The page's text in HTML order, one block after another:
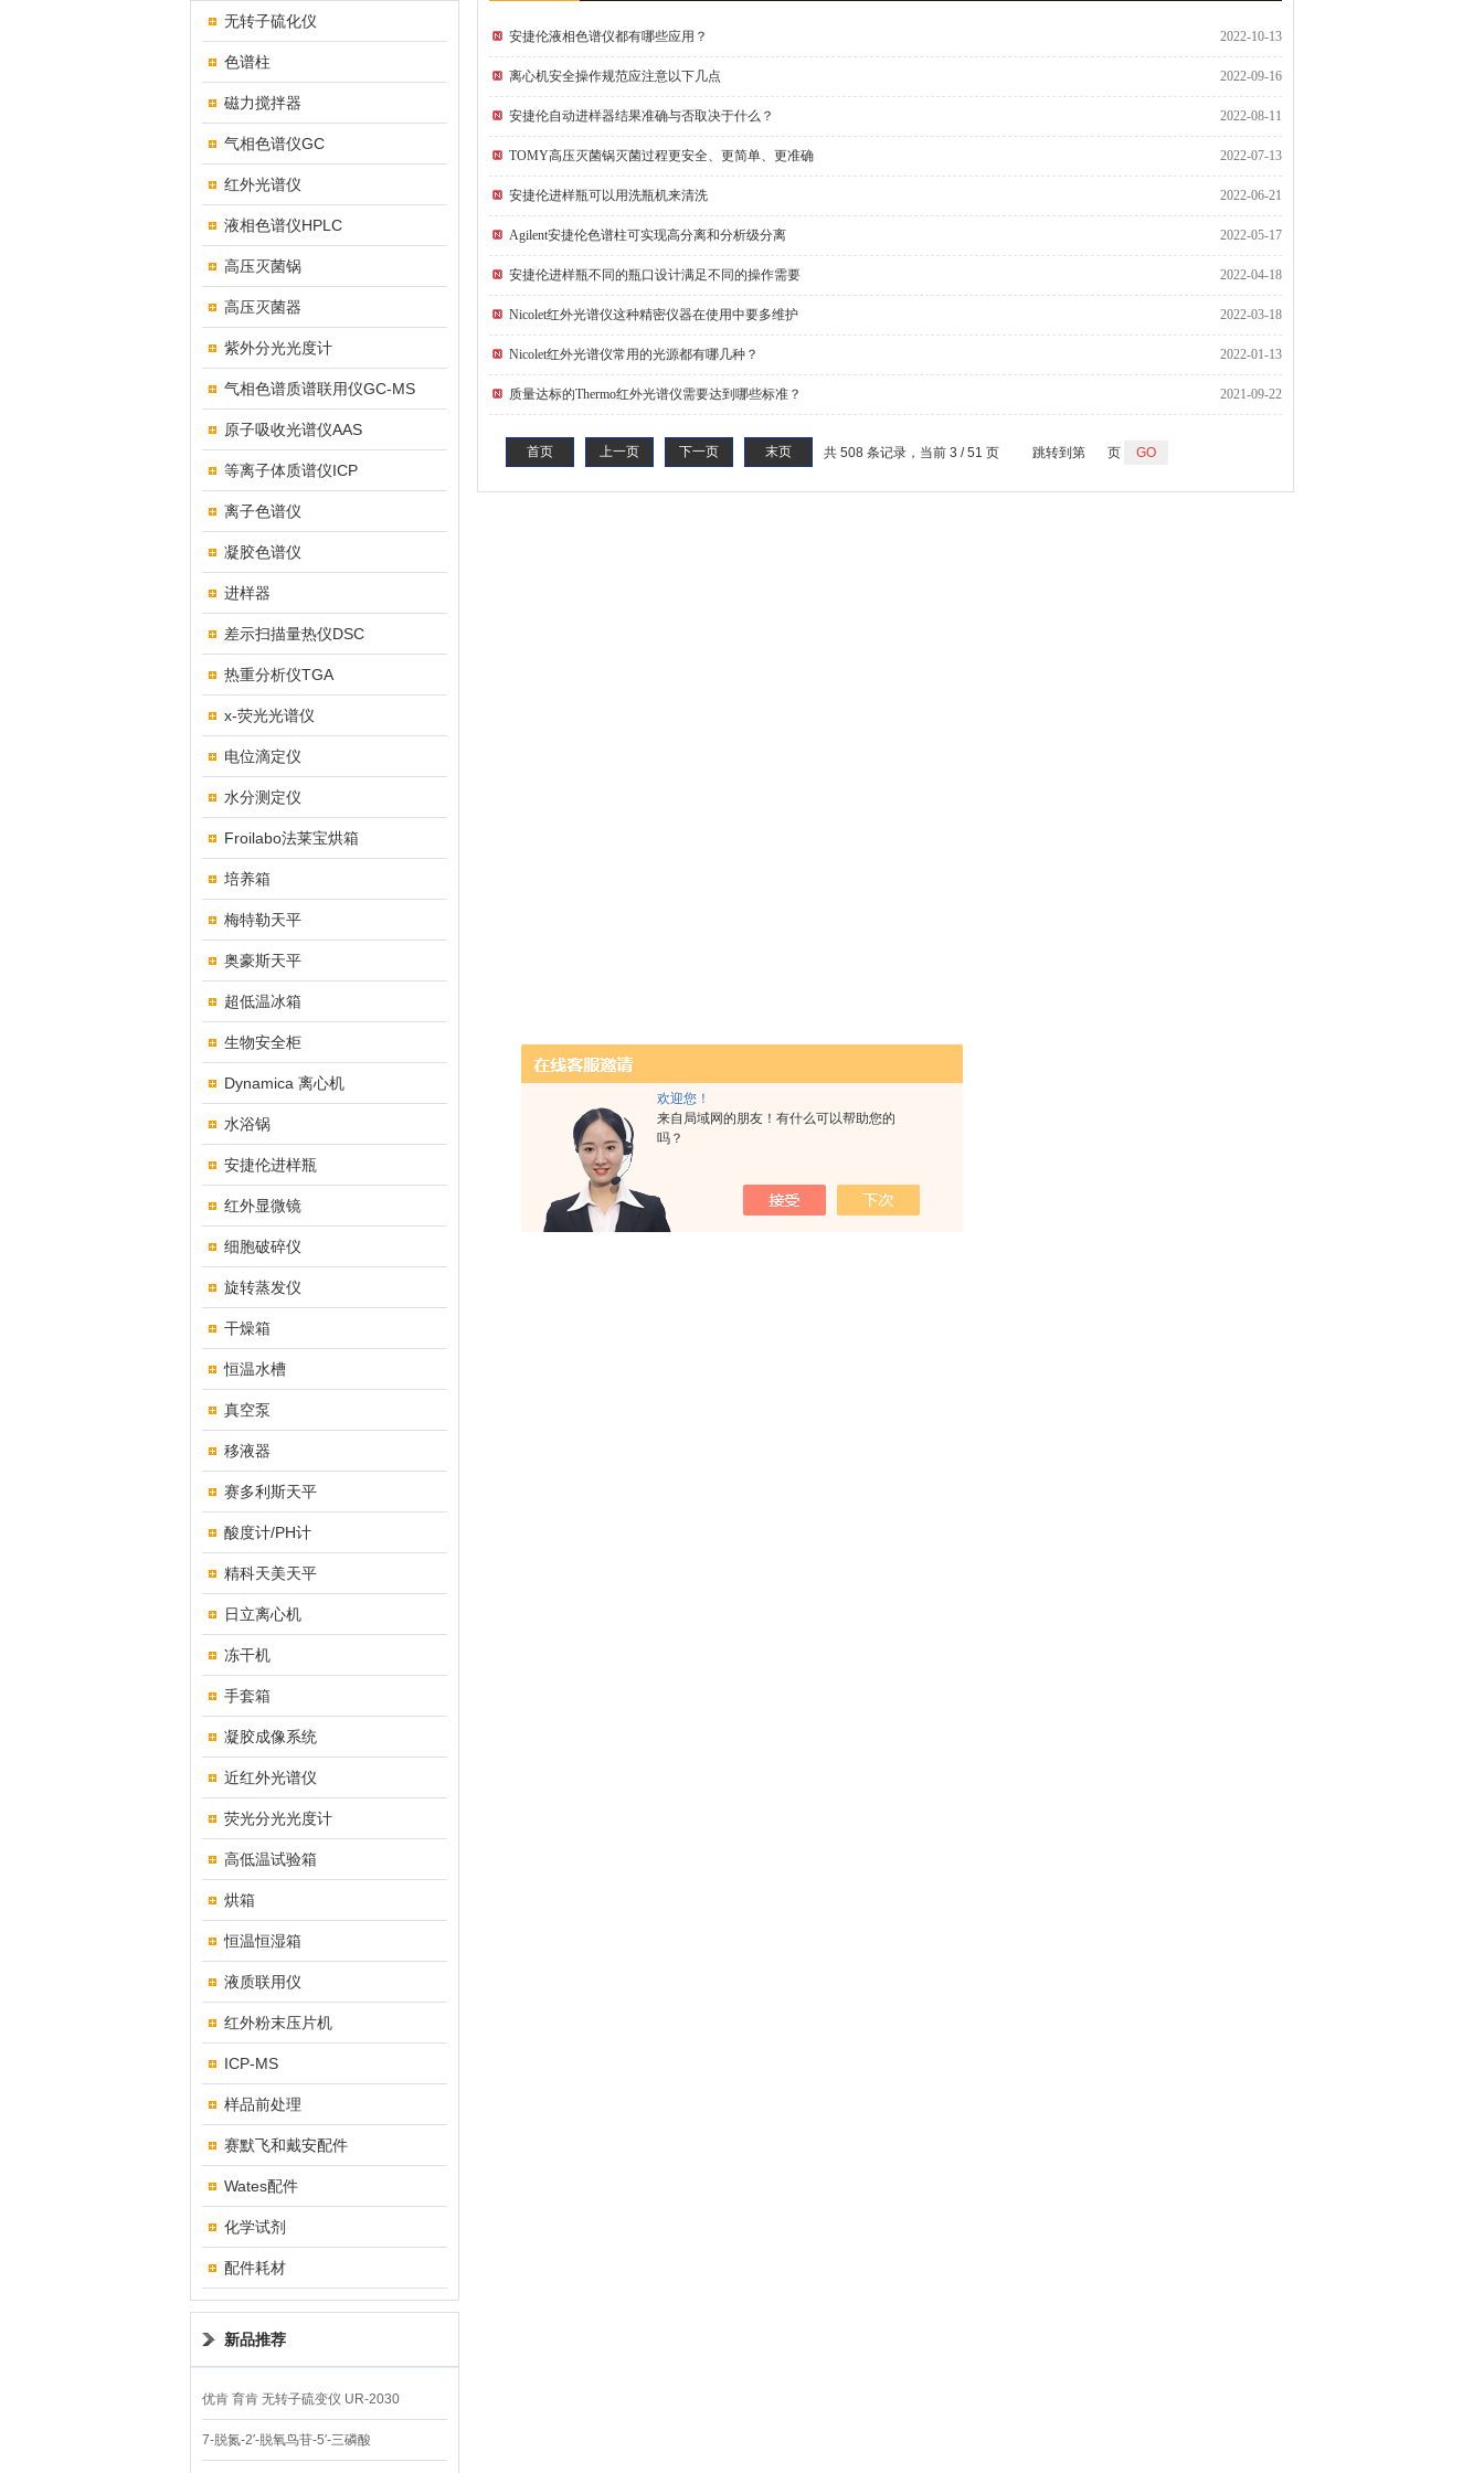
欢迎您！
来自局域网的朋友！有什么可以帮助您的
吗？
无转子硫化仪
色谱柱
磁力搅拌器
气相色谱仪GC
红外光谱仪
液相色谱仪HPLC
高压灭菌锅
高压灭菌器
紫外分光光度计
气相色谱质谱联用仪GC-MS
原子吸收光谱仪AAS
等离子体质谱仪ICP
离子色谱仪
凝胶色谱仪
进样器
差示扫描量热仪DSC
热重分析仪TGA
x-荧光光谱仪
电位滴定仪
水分测定仪
Froilabo法莱宝烘箱
培养箱
梅特勒天平
奥豪斯天平
超低温冰箱
生物安全柜
Dynamica 离心机
水浴锅
安捷伦进样瓶
红外显微镜
细胞破碎仪
旋转蒸发仪
干燥箱
恒温水槽
真空泵
移液器
赛多利斯天平
酸度计/PH计
精科天美天平
日立离心机
冻干机
手套箱
凝胶成像系统
近红外光谱仪
荧光分光光度计
高低温试验箱
烘箱
恒温恒湿箱
液质联用仪
红外粉末压片机
ICP-MS
样品前处理
赛默飞和戴安配件
Wates配件
化学试剂
配件耗材
新品推荐
优肯 育肯 无转子硫变仪 UR-2030
7-脱氮-2′-脱氧鸟苷-5′-三磷酸
安捷伦液相色谱仪都有哪些应用？ 2022-10-13
离心机安全操作规范应注意以下几点 2022-09-16
安捷伦自动进样器结果准确与否取决于什么？ 2022-08-11
TOMY高压灭菌锅灭菌过程更安全、更简单、更准确 2022-07-13
安捷伦进样瓶可以用洗瓶机来清洗 2022-06-21
Agilent安捷伦色谱柱可实现高分离和分析级分离 2022-05-17
安捷伦进样瓶不同的瓶口设计满足不同的操作需要 2022-04-18
Nicolet红外光谱仪这种精密仪器在使用中要多维护 2022-03-18
Nicolet红外光谱仪常用的光源都有哪几种？ 2022-01-13
质量达标的Thermo红外光谱仪需要达到哪些标准？ 2021-09-22
共 508 条记录，当前 3 / 51 页
首页 上一页 下一页 末页 跳转到第 页